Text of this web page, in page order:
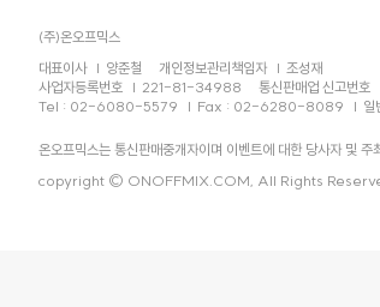
(주)온오프믹스
대표이사
양준철 개인정보관리책임자
조성재
사업자등록번호
221-81-34988 통신판매업 신고번호
Tel : 02-6080-5579
Fax : 02-6280-8089 일
온오프믹스는 통신판매중개자이며 이벤트에 대한 당사자 및
copyright © ONOFFMIX.COM, All Rights